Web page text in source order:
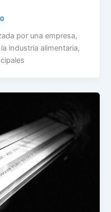
por una empresa,
industria alimentaria,